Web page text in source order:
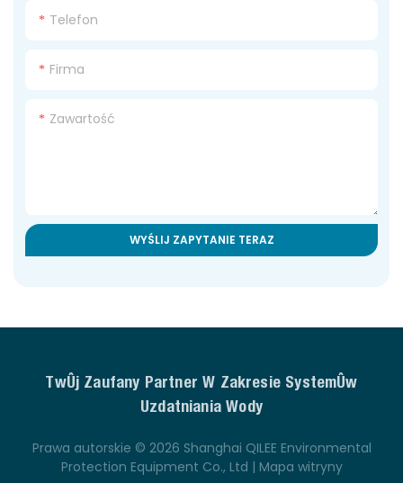
Telefon
Firma
Zawartość
WYŚLIJ ZAPYTANIE TERAZ
Twój Zaufany Partner W Zakresie Systemów
Uzdatniania Wody
Prawa autorskie © 2026 Shanghai QILEE Environmental
Protection Equipment Co., Ltd | Mapa witryny